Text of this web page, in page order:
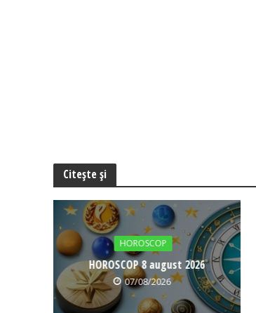
Citește și
HOROSCOP
HOROSCOP 8 august 2026
07/08/2026